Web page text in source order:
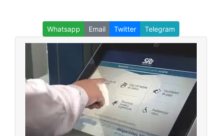
Whatsapp Email Twitter Telegram